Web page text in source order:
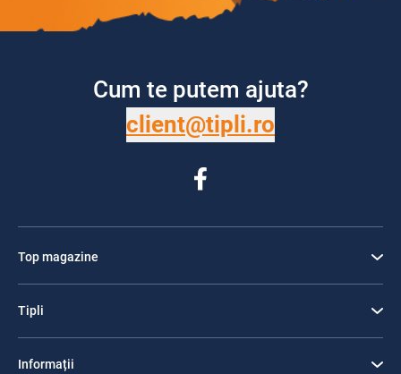
Cum te putem ajuta?
client@tipli.ro
Top magazine
Tipli
Informații